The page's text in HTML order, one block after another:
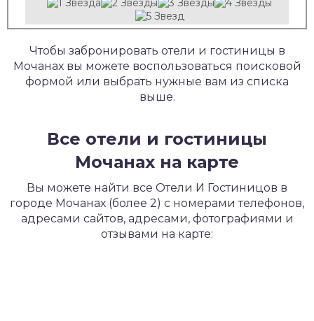
Чтобы забронировать отели и гостиницы в
Мочанах вы можете воспользоваться поисковой
формой или выбрать нужные вам из списка
выше.
Все отели и гостиницы
Мочанах на карте
Вы можете найти все Отели И Гостиницов в
городе Мочанах (более 2) с номерами телефонов,
адресами сайтов, адресами, фотографиями и
отзывами на карте: